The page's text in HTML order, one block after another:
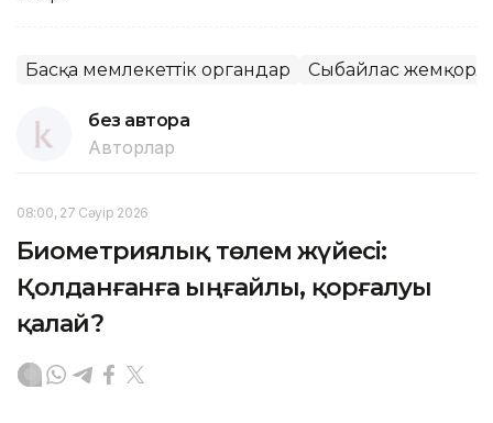
Басқа мемлекеттік органдар Сыбайлас
без автора
Авторлар
08:00, 27 Сәуір 2026
Биометриялық төлем жүйесі:
Қолданғанға ыңғайлы, қорғалуы
қалай?